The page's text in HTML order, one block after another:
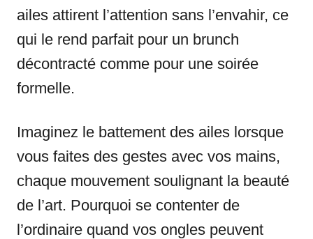
ailes attirent l’attention sans l’envahir, ce
qui le rend parfait pour un brunch
décontracté comme pour une soirée
formelle.
Imaginez le battement des ailes lorsque
vous faites des gestes avec vos mains,
chaque mouvement soulignant la beauté
de l’art. Pourquoi se contenter de
l’ordinaire quand vos ongles peuvent